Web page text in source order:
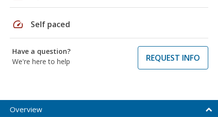
speed Self paced
Have a question?
We're here to help
REQUEST INFO
Overview